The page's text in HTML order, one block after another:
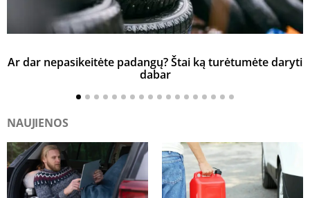
Ar dar nepasikeitėte padangų? Štai ką turėtumėte daryti
dabar
NAUJIENOS